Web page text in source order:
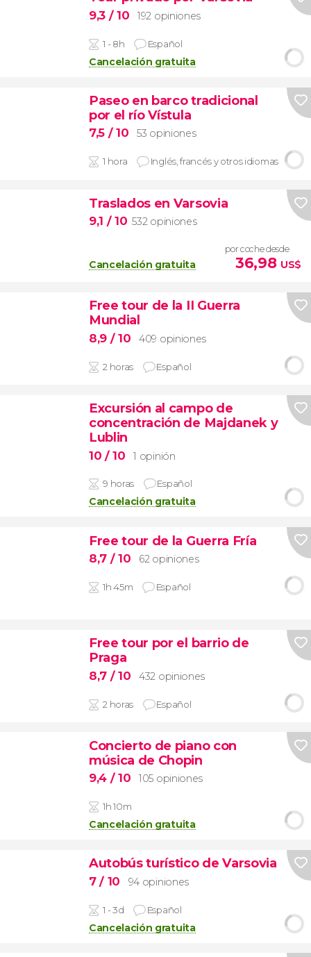
9,3 / 10 192 opiniones
1 - 8h Español
Cancelación gratuita
Paseo en barco tradicional
por el río Vístula
7,5 / 10 53 opiniones
1 hora Inglés, francés y otros idiomas
Traslados en Varsovia
9,1 / 10 532 opiniones
Cancelación gratuita
por coche desde
36,98 US$
Free tour de la II Guerra
Mundial
8,9 / 10 409 opiniones
2 horas Español
Excursión al campo de
concentración de Majdanek y
Lublin
10 / 10 1 opinión
9 horas Español
Cancelación gratuita
Free tour de la Guerra Fría
8,7 / 10 62 opiniones
1h 45m Español
Free tour por el barrio de
Praga
8,7 / 10 432 opiniones
2 horas Español
Concierto de piano con
música de Chopin
9,4 / 10 105 opiniones
1h 10m
Cancelación gratuita
Autobús turístico de Varsovia
7/ 10 94 opiniones
1 - 3d Español
Cancelación gratuita